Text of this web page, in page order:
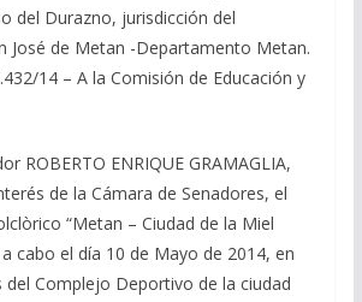
del Durazno, jurisdicción del
José de Metan -Departamento Metan.
14 – A la Comisión de Educación y
ROBERTO ENRIQUE GRAMAGLIA,
de la Cámara de Senadores, el
“Metan – Ciudad de la Miel
a cabo el día 10 de Mayo de 2014, en
del Complejo Deportivo de la ciudad